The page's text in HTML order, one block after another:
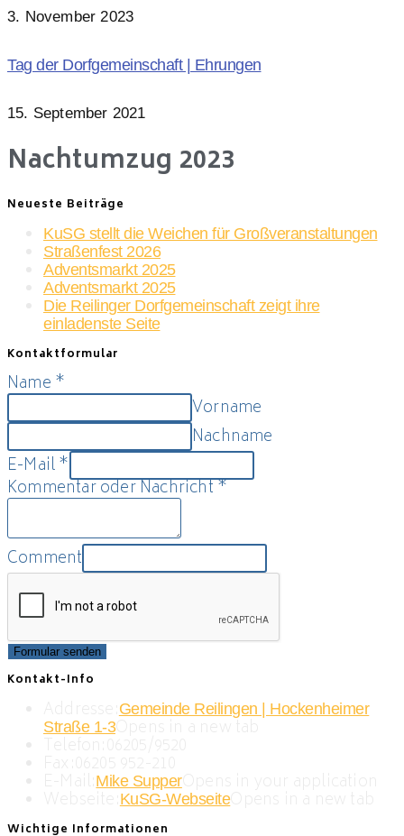
3. November 2023
Tag der Dorfgemeinschaft | Ehrungen
15. September 2021
Nachtumzug 2023
Neueste Beiträge
KuSG stellt die Weichen für Großveranstaltungen
Straßenfest 2026
Adventsmarkt 2025
Adventsmarkt 2025
Die Reilinger Dorfgemeinschaft zeigt ihre
einladenste Seite
Kontaktformular
Name *
Vorname
Nachname
E-Mail*
Kommentar oder Nachricht*
Comment
Formular senden
Kontakt-Info
Addresse:Gemeinde Reilingen | Hockenheimer
Straße 1-3Opens in a new tab
E-Mail:Mike SupperOpens in your application
Webseite:KuSG-WebseiteOpens in a new tab
Wichtige Informationen